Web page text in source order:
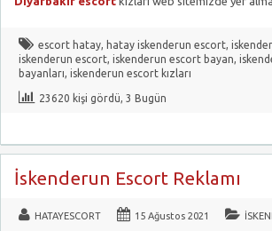
escort hatay, hatay iskenderun escort,
iskenderun escort, iskenderun escort bayan,
bayanları, iskenderun escort kızları
23620 kişi gördü, 3 Bugün
İskenderun Escort Reklamı
HATAYESCORT 15 Ağustos 2021